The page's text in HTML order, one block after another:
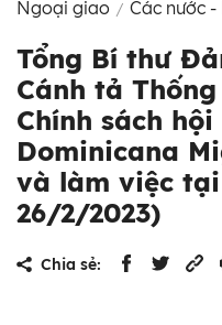
Ngoại giao Các nước -
Tổng Bí thư
Cánh tả
Chính sách
Dominicana
và làm việc
26/2/2023)
Chia sẻ: